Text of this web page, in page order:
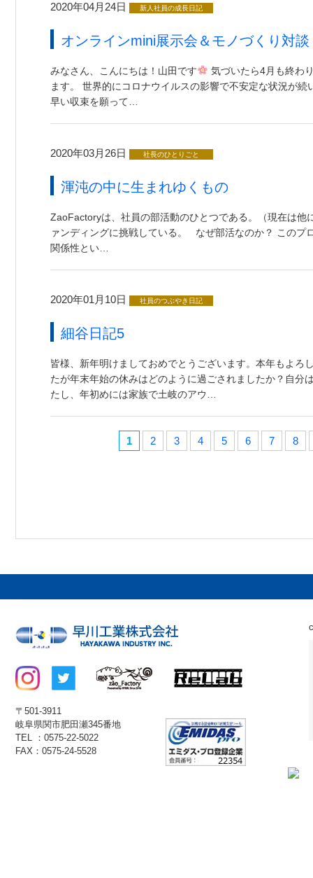
2020年04月24日 新人社員の成長日記
オンラインmini展示会＆モノづくり対談
みなさん、こんにちは！山田です
気づいたら4月も終わ
ます。 世界的にコロナウイルスの影響で不安定な状況が
早い収束を願って…
2020年03月26日 社長のひとりごと
渾沌の中に生まれゆくもの
ZaoFactoryは、社員の部活動のひとつである。（現在は他
ァンディングに挑戦している。 なぜ部活なのか？ このプ
関係性とい…
2020年01月10日 社員のつぶやき日記
細谷日記5
皆様、新年明けましておめでとうございます。本年もよろ
たが年末年始の休みはどのように過ごされましたか？自分
たし、年初めには家族で土岐のアウ…
1 2 3 4 5 6 7 8
〒501-3911
岐阜県関市肥田瀬345番地
TEL ：0575-22-5022
FAX：0575-24-5528